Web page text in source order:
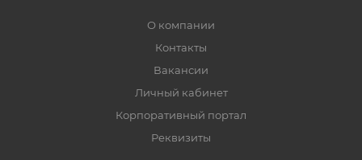
О компании
Контакты
Вакансии
Личный кабинет
Корпоративный портал
Реквизиты